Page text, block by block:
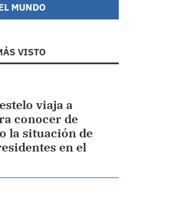
MUNDO
VISTO
viaja a
conocer de
la situación de
en el